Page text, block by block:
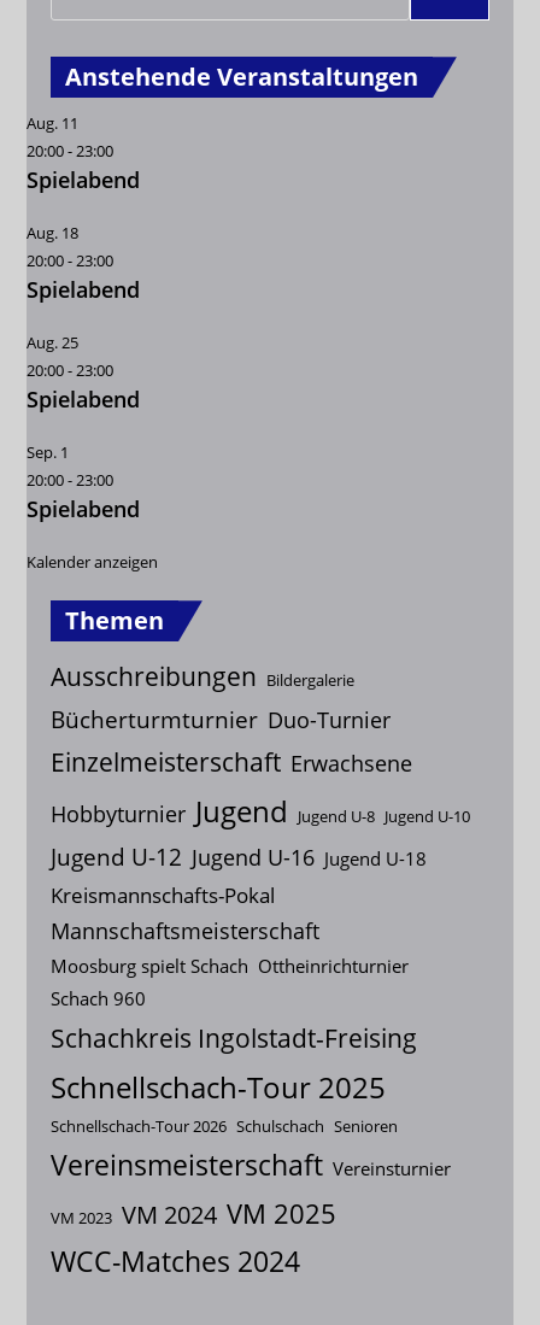
Anstehende Veranstaltungen
Aug. 11
20:00-23:00
Spielabend
Aug. 18
20:00-23:00
Spielabend
Aug.25
20:00-23:00
Spielabend
Sep. 1
20:00-23:00
Spielabend
Kalender anzeigen
Themen
Ausschreibungen Bildergalerie
Bücherturmturnier Duo-Turnier
Einzelmeisterschaft Erwachsene
Hobbyturnier Jugend Jugend U-8 Jugend U-10
Jugend U-12 Jugend U-16 Jugend U-18
Kreismannschafts-Pokal
Mannschaftsmeisterschaft
Moosburg spielt Schach Ottheinrichturnier
Schach 960
Schachkreis Ingolstadt-Freising
Schnellschach-Tour 2025
Schnellschach-Tour 2026 Schulschach Senioren
Vereinsmeisterschaft Vereinsturnier
VM 2023 VM 2024 VM 2025
WCC-Matches 2024